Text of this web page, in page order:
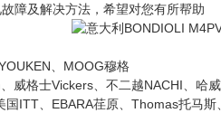
障及解决方法，希望对您有所帮助
、MOOG穆格
威格士Vickers、不二越NACHI、哈
ITT、EBARA荏原、Thomas托马